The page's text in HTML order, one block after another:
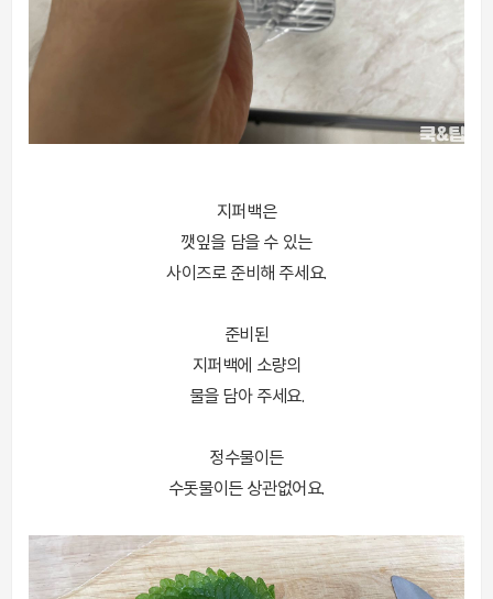
지퍼백은
깻잎을 담을 수 있는
사이즈로 준비해 주세요.
준비된
지퍼백에 소량의
물을 담아 주세요.
정수물이든
수돗물이든 상관없어요.